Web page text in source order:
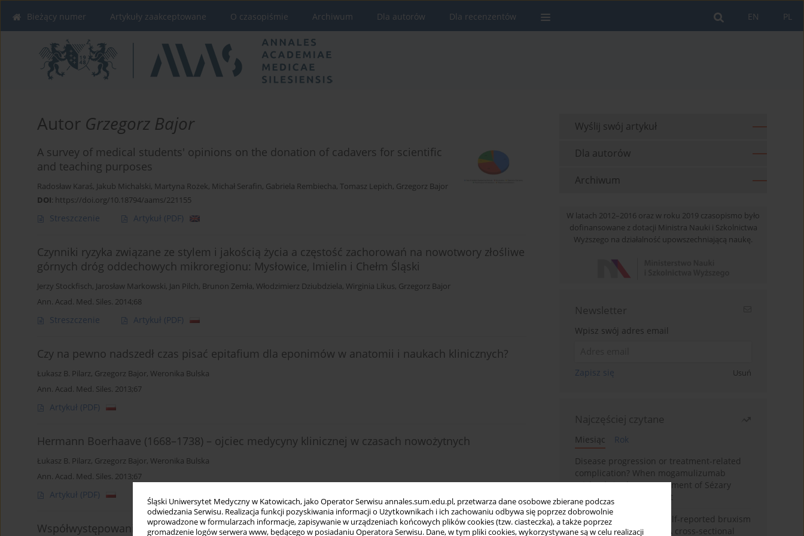
Śląski Uniwersytet Medyczny w Katowicach, jako Operator Serwisu annales.sum.edu.pl, przetwarza dane osobowe zbierane podczas
odwiedzania Serwisu. Realizacja funkcji pozyskiwania informacji o Użytkownikach i ich zachowaniu odbywa się poprzez dobrowolnie
wprowadzone w formularzach informacje, zapisywanie w urządzeniach końcowych plików cookies (tzw. ciasteczka), a także poprzez
gromadzenie logów serwera www, będącego w posiadaniu Operatora Serwisu. Dane, w tym pliki cookies, wykorzystywane są w celu realizacji
PL
EN
Bieżący numer Artykuły zaakceptowane O czasopiśmie Archiwum Dla autorów Dla recenzentów
Autor Grzegorz Bajor
A survey of medical students' opinions on the donation of cadavers for scientific
and teaching purposes
Radosław Karaś, Jakub Michalski, Martyna Rożek, Michał Serafin, Gabriela Rembiecha, Tomasz Lepich, Grzegorz Bajor
DOI: https://doi.org/10.18794/aams/221155
Streszczenie Artykuł (PDF)
Czynniki ryzyka związane ze stylem i jakością życia a częstość zachorowań na nowotwory złośliwe
górnych dróg oddechowych mikroregionu: Mysłowice, Imielin i Chełm Śląski
Jerzy Stockfisch, Jarosław Markowski, Jan Pilch, Brunon Zemła, Włodzimierz Dziubdziela, Wirginia Likus, Grzegorz Bajor
Ann. Acad. Med. Siles. 2014;68
Streszczenie Artykuł (PDF)
Czy na pewno nadszedł czas pisać epitafium dla eponimów w anatomii i naukach klinicznych?
Łukasz B. Pilarz, Grzegorz Bajor, Weronika Bulska
Ann. Acad. Med. Siles. 2013;67
Artykuł (PDF)
Hermann Boerhaave (1668–1738) – ojciec medycyny klinicznej w czasach nowożytnych
Łukasz B. Pilarz, Grzegorz Bajor, Weronika Bulska
Ann. Acad. Med. Siles. 2013;67
Artykuł (PDF)
Współwystępowanie guzów narządów dokrewnych w przebiegu fakomatoz.
Wyślij swój artykuł
Dla autorów
Archiwum
W latach 2012–2016 oraz w roku 2019 czasopismo było
dofinansowane z dotacji Ministra Nauki i Szkolnictwa
Wyższego na działalność upowszechniającą naukę.
Newsletter
Wpisz swój adres email
Zapisz się Usuń
Najczęściej czytane
Miesiąc
Rok
Disease progression or treatment-related
complication? When mogamulizumab
misleads in the management of Sézary
syndrome: A case report
Personality traits and self-reported bruxism
in university students: A cross-sectional